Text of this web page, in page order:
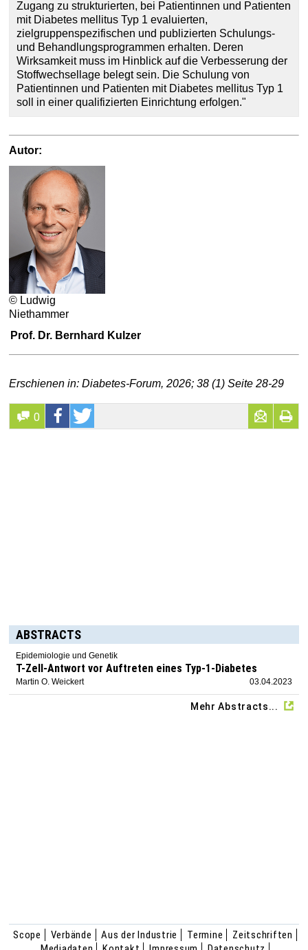
Zugang zu strukturierten, bei Patientinnen und Patienten
mit Diabetes mellitus Typ 1 evaluierten,
zielgruppenspezifischen und publizierten Schulungs-
und Behandlungsprogrammen erhalten. Deren
Wirksamkeit muss im Hinblick auf die Verbesserung der
Stoffwechsellage belegt sein. Die Schulung von
Patientinnen und Patienten mit Diabetes mellitus Typ 1
soll in einer qualifizierten Einrichtung erfolgen."
Autor:
© Ludwig
Niethammer
Prof. Dr. Bernhard Kulzer
Erschienen in: Diabetes-Forum, 2026; 38 (1) Seite 28-29
0
ABSTRACTS
Epidemiologie und Genetik
T-Zell-Antwort vor Auftreten eines Typ-1-Diabetes
Martin O. Weickert 03.04.2023
Mehr Abstracts...
Scope Verbände Aus der Industrie Termine
Zeitschriften